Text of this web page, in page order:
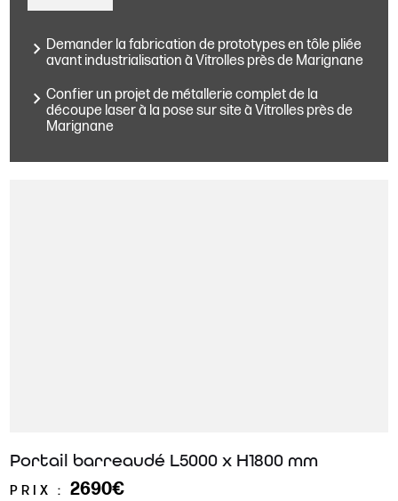
Demander la fabrication de prototypes en tôle pliée
avant industrialisation à Vitrolles près de Marignane
Confier un projet de métallerie complet de la
découpe laser à la pose sur site à Vitrolles près de
Marignane
Portail barreaudé L5000 x H1800 mm
PRIX :2690€